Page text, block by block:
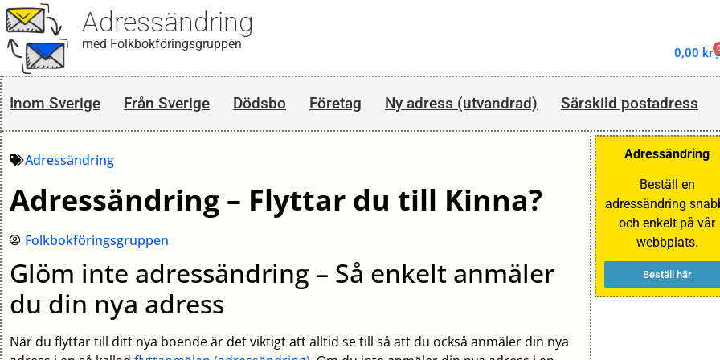
Adressändring
med Folkbokföringsgruppen
0,00 kr
Inom Sverige Från Sverige Dödsbo Företag Ny adress (utvandrad) Särskild postadress
Adressändring
Adressändring – Flyttar du till Kinna?
Folkbokföringsgruppen
Glöm inte adressändring – Så enkelt anmäler
du din nya adress
När du flyttar till ditt nya boende är det viktigt att alltid se till så att du också anmäler din nya
Adressändring
Beställ en
adressändring
och enkelt på vår
webbplats.
Beställ här